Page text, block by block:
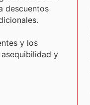
descuentos
y los
y